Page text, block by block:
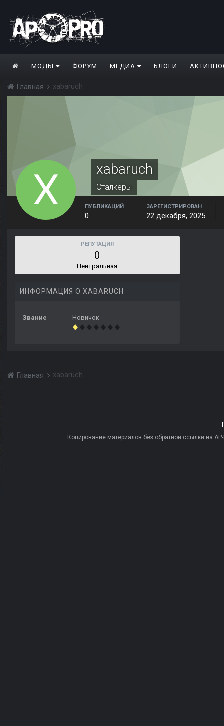
МОДЫ ФОРУМ МЕДИА БЛОГИ
Главная xabaruch
xabaruch
Сталкеры
ПУБЛИКАЦИЙ
0
ЗАРЕГИСТРИРОВАН
22 декабря, 2025
РЕПУТАЦИЯ
0
Нейтральная
ИНФОРМАЦИЯ О XABARUCH
Звание Новичок
Главная xabaruch
Копирование материалов без обратной ссылки на